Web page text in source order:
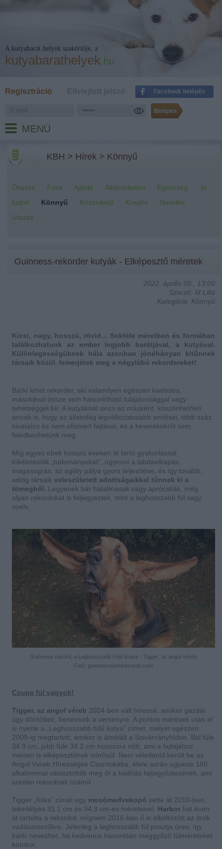
A kutyabarát helyek szakértője, a
kutyabarathelyek.hu
Regisztráció Facebook belépés
MENÜ
KBH > Hírek > Könnyű
Összes Friss Ajánló Állatvédelem Egészség
Jó
tudni!
Könnyű Közérdekű Kreatív
Nevelés
Utazás
Guinness-rekorder kutyák - Elképesztő méretek
2022. április 09., 13:00
Szerző: M.Lilla
Kategória: Könnyű
Kicsi, nagy, hosszú, rövid... Sokféle méretben és formában
találkozhatunk az ember legjobb barátjával, a kutyával.
Különlegességüknek hála azonban jónéhányan kitűnnek
társaik közül. Ismerjétek meg a négylábú rekordereket!
Bárki lehet rekorder, aki valamilyen egészen kivételes,
másokéval össze sem hasonlítható tulajdonsággal vagy
tehetséggel bír. A kutyáknál sincs ez másként, köszönhetően
annak is, hogy az állatvilág legváltozatosabb emlősei, több száz
hivatalos és nem elismert fajtával, és a keverékekről sem
feledkezhetünk meg.
Míg egyes ebek hosszú éveken át tartó gyakorlással
tökéletesítik „tudományukat”, úgymint a labdaelkapás,
magasugrás, az agility pálya gyors teljesítése, és így tovább,
addig társaikveleszületett adottságaikkal tűnnek ki a
tömegből. Legyenek bár hatalmasak vagy aprócskák, még
olyan rekordokat is feljegyeztek, mint a leghosszabb fül vagy
nyelv.
Guinness-rekord, a Leghosszabb Fülű Kutya - Tigger, az angol véreb
Fotó: guinnessworldrecords.com
Csupa fül vagyok!
Tigger, az angol véreb 2004-ben vált híressé, amikor gazdái
úgy döntöttek, benevezik a versenyre. A pontos mérések után el
is nyerte a „Leghosszabb fülű kutya” címet, melyet egészen
2009-ig megtartott, amikor is átsétált a Szivárványhídon. Bal füle
34.9 cm, jobb füle 34.2 cm hosszúra nőtt, ami a fajtájához
mérten is elképesztőnek minősül. Nem véletlenül került be az
Angol Véreb Hírességek Csarnokába, élete során ugyanis 180
alkalommal választották meg őt a kiállítás fajtagyőztesének, ami
szintén rekordnak számít.
Tigger „füles” címét egy mosómedvekopó vette át 2010-ben,
tekintélyes 31.1 cm és 34.3 cm-es méreteivel. Harbor hat éven
át tartotta a rekordot, mígnem 2016-ban ő is elköltözött az örök
vadászmezőkre. Jelenleg a leghosszabb fül posztja üres, így
bárki nevezhet, ha kedvence hasonlóan meggyőző fülméreteket
birtokol.